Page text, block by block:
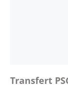
Transfert